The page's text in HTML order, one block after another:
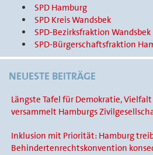
SPD Hamburg
SPD Kreis Wandsbek
SPD-Bezirksfraktion Wandsbek
SPD-Bürgerschaftsfraktion
NEUESTE BEITRÄGE
Längste Tafel für Demokratie,
versammelt Hamburgs
Inklusion mit Priorität: Hamburg
Behindertenrechtskonvention